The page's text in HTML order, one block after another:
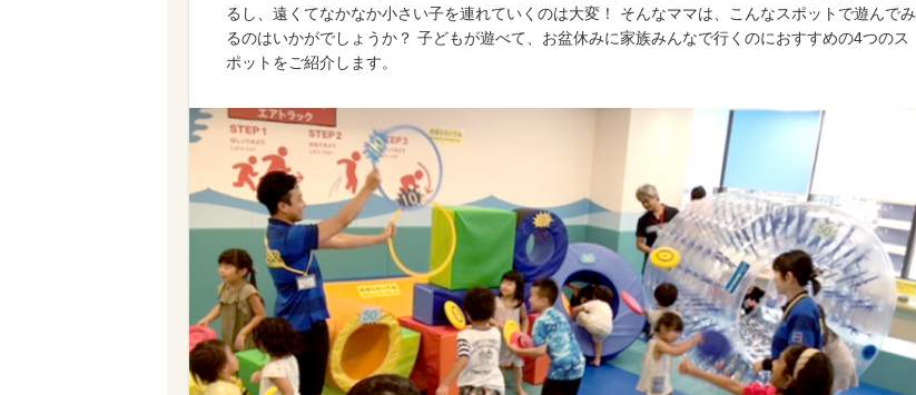
るし、遠くてなかなか小さい子を連れていくのは大変！ そんなママは、こんなスポットで遊んでみ
るのはいかがでしょうか？ 子どもが遊べて、お盆休みに家族みんなで行くのにおすすめの4つのス
ポットをご紹介します。